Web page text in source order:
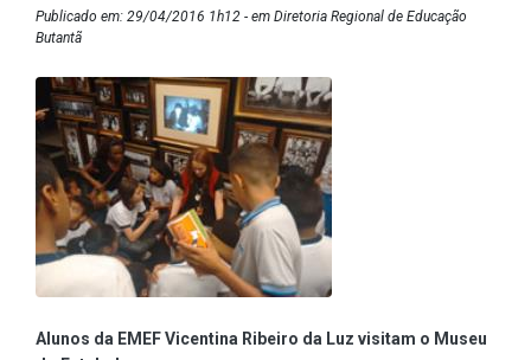
Publicado em: 29/04/2016 1h12 - em Diretoria Regional de Educação
Butantã
Alunos da EMEF Vicentina Ribeiro da Luz visitam o Museu